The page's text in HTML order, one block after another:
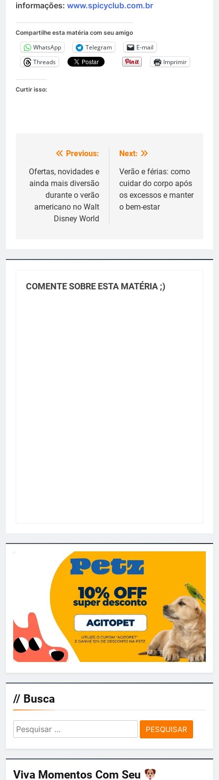
informações: www.spicyclub.com.br
Compartilhe esta matéria com seu amigo
WhatsApp Telegram
E-mail
Threads
Imprimir
Curtir isso:
Navegação
de
Post
Previous:
Ofertas, novidades e
ainda mais diversão
durante o verão
americano no Walt
Disney World
Next:
Verão e férias: como
cuidar do corpo após
os excessos e manter
o bem-estar
COMENTE SOBRE ESTA MATÉRIA ;)
// Busca
Pesquisar
por:
Viva Momentos Com Seu